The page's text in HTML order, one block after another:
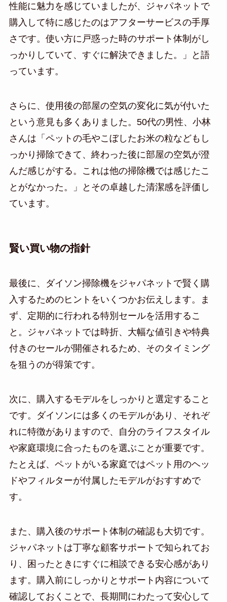
性能に魅力を感じていましたが、ジャパネットで
購入して特に感じたのはアフターサービスの手厚
さです。使い方に戸惑った時のサポート体制がし
っかりしていて、すぐに解決できました。」と語
っています。
さらに、使用後の部屋の空気の変化に気が付いた
という意見も多くありました。50代の男性、小林
さんは「ペットの毛やこぼしたお米の粒などもし
っかり掃除できて、終わった後に部屋の空気が澄
んだ感じがする。これは他の掃除機では感じたこ
とがなかった。」とその卓越した清潔感を評価し
ています。
賢い買い物の指針
最後に、ダイソン掃除機をジャパネットで賢く購
入するためのヒントをいくつかお伝えします。ま
ず、定期的に行われる特別セールを活用するこ
と。ジャパネットでは時折、大幅な値引きや特典
付きのセールが開催されるため、そのタイミング
を狙うのが得策です。
次に、購入するモデルをしっかりと選定すること
です。ダイソンには多くのモデルがあり、それぞ
れに特徴がありますので、自分のライフスタイル
や家庭環境に合ったものを選ぶことが重要です。
たとえば、ペットがいる家庭ではペット用のヘッ
ドやフィルターが付属したモデルがおすすめで
す。
また、購入後のサポート体制の確認も大切です。
ジャパネットは丁寧な顧客サポートで知られてお
り、困ったときにすぐに相談できる安心感があり
ます。購入前にしっかりとサポート内容について
確認しておくことで、長期間にわたって安心して